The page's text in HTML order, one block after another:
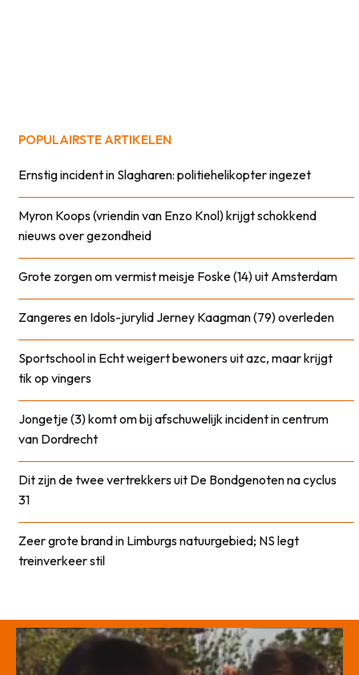
POPULAIRSTE ARTIKELEN
Ernstig incident in Slagharen: politiehelikopter ingezet
Myron Koops (vriendin van Enzo Knol) krijgt schokkend
nieuws over gezondheid
Grote zorgen om vermist meisje Foske (14) uit Amsterdam
Zangeres en Idols-jurylid Jerney Kaagman (79) overleden
Sportschool in Echt weigert bewoners uit azc, maar krijgt
tik op vingers
Jongetje (3) komt om bij afschuwelijk incident in centrum
van Dordrecht
Dit zijn de twee vertrekkers uit De Bondgenoten na cyclus
31
Zeer grote brand in Limburgs natuurgebied; NS legt
treinverkeer stil